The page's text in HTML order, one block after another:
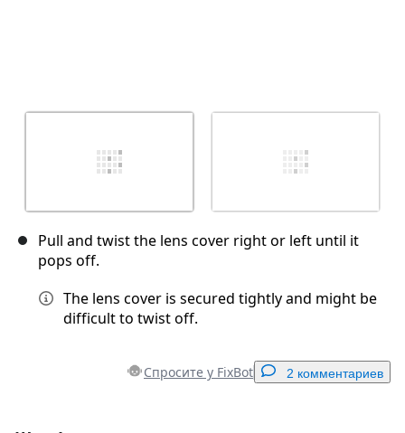
Pull and twist the lens cover right or left until it
pops off.
The lens cover is secured tightly and might be
difficult to twist off.
Спросите у FixBot 2 комментариев